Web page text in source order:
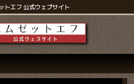
トエフ 公式ウェブサイト